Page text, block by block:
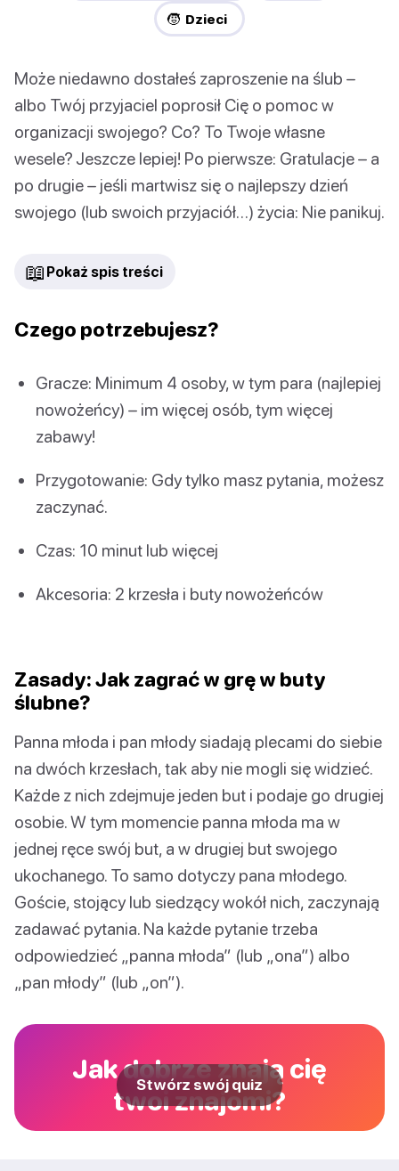
🧒 Dzieci
Może niedawno dostałeś zaproszenie na ślub –
albo Twój przyjaciel poprosił Cię o pomoc w
organizacji swojego? Co? To Twoje własne
wesele? Jeszcze lepiej! Po pierwsze: Gratulacje – a
po drugie – jeśli martwisz się o najlepszy dzień
swojego (lub swoich przyjaciół…) życia: Nie panikuj.
📖 Pokaż spis treści
Czego potrzebujesz?
Gracze: Minimum 4 osoby, w tym para (najlepiej
nowożeńcy) – im więcej osób, tym więcej
zabawy!
Przygotowanie: Gdy tylko masz pytania, możesz
zaczynać.
Czas: 10 minut lub więcej
Akcesoria: 2 krzesła i buty nowożeńców
Zasady: Jak zagrać w grę w buty
ślubne?
Panna młoda i pan młody siadają plecami do siebie
na dwóch krzesłach, tak aby nie mogli się widzieć.
Każde z nich zdejmuje jeden but i podaje go drugiej
osobie. W tym momencie panna młoda ma w
jednej ręce swój but, a w drugiej but swojego
ukochanego. To samo dotyczy pana młodego.
Goście, stojący lub siedzący wokół nich, zaczynają
zadawać pytania. Na każde pytanie trzeba
odpowiedzieć „panna młoda” (lub „ona”) albo
„pan młody” (lub „on”).
Jak dobrze znają cię
twoi znajomi?
Stwórz swój quiz